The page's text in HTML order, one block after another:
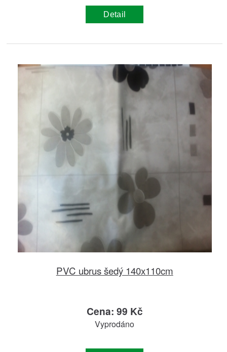
Detail
PVC ubrus šedý 140x110cm
Cena: 99 Kč
Vyprodáno